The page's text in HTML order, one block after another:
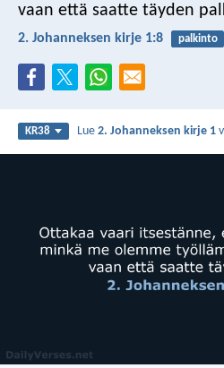
vaan että saatte täyden
2. Johanneksen kirje 1:8 palkinto
KR38 Lue2. Johanneksen kirje 1